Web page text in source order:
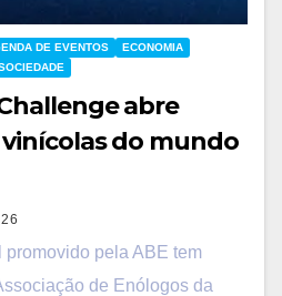
DE EVENTOS
ECONOMIA
abre
do mundo
pela ABE tem
de Enólogos da